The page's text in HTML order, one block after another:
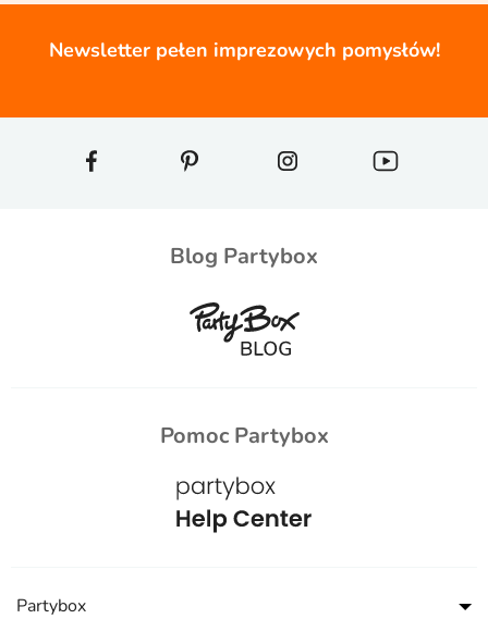
Newsletter pełen imprezowych pomysłów!
Blog Partybox
Pomoc Partybox
Partybox